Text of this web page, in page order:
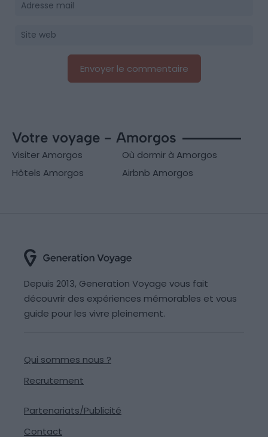
Votre voyage - Amorgos
Visiter Amorgos
Où dormir à Amorgos
Hôtels Amorgos
Airbnb Amorgos
Depuis 2013, Generation Voyage vous fait
découvrir des expériences mémorables et vous
guide pour les vivre pleinement.
Qui sommes nous ?
Recrutement
Partenariats/Publicité
Contact